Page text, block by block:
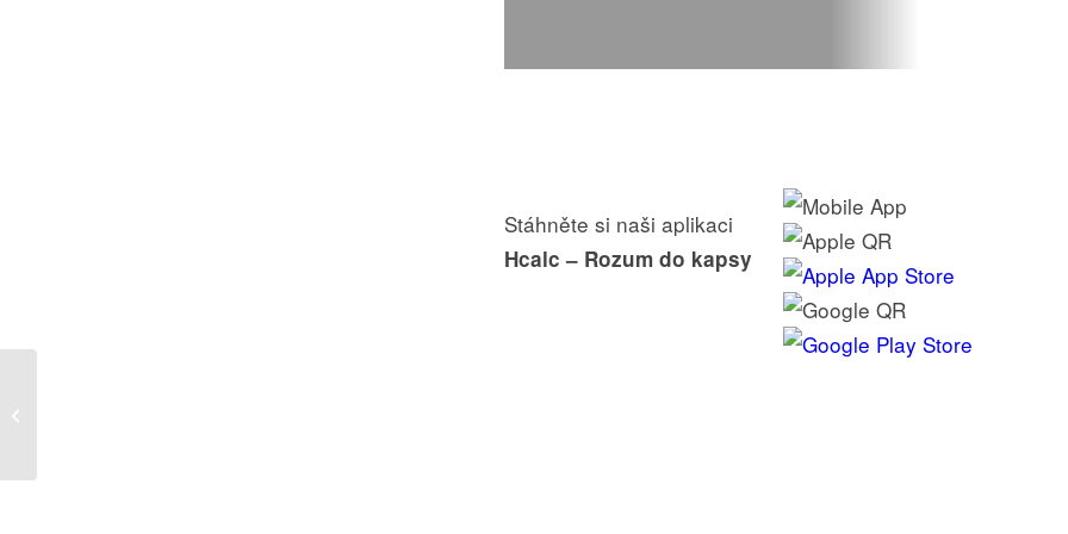
Stáhněte si naši aplikaci
Hcalc – Rozum do kapsy